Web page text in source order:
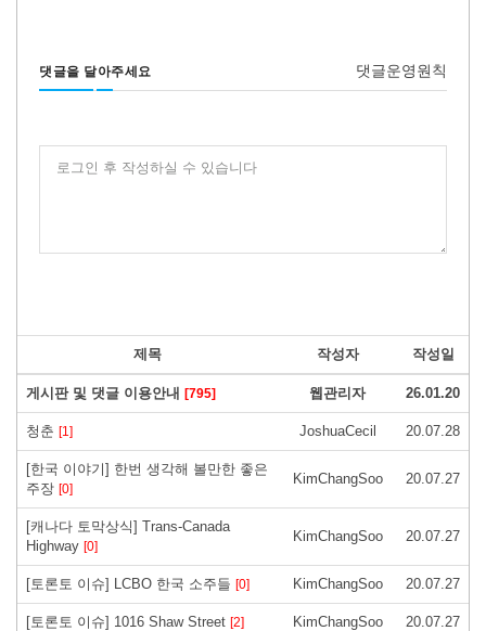
댓글을 달아주세요 댓글운영원칙
로그인 후 작성하실 수 있습니다
제목 작성자 작성일
게시판 및 댓글 이용안내 [795] 웹관리자 26.01.20
청춘 [1] JoshuaCecil 20.07.28
[한국 이야기] 한번 생각해 볼만한 좋은
주장 [0]
KimChangSoo 20.07.27
[캐나다 토막상식] Trans-Canada
Highway [0]
KimChangSoo 20.07.27
[토론토 이슈] LCBO 한국 소주들 [0] KimChangSoo 20.07.27
[토론토 이슈] 1016 Shaw Street [2] KimChangSoo 20.07.27